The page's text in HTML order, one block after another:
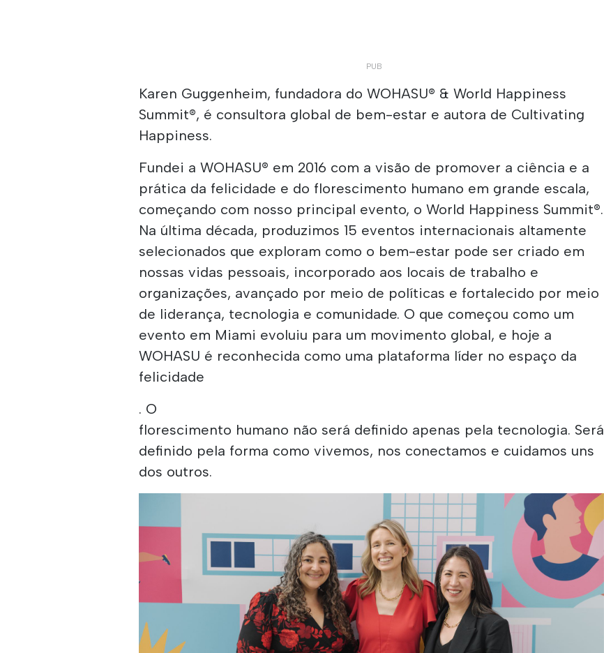
Karen Guggenheim, fundadora do WOHASU® & World Happiness
Summit®, é consultora global de bem-estar e autora de Cultivating
Happiness.
Fundei a WOHASU® em 2016 com a visão de promover a ciência e a
prática da felicidade e do florescimento humano em grande escala,
começando com nosso principal evento, o World Happiness Summit®.
Na última década, produzimos 15 eventos internacionais altamente
selecionados que exploram como o bem-estar pode ser criado em
nossas vidas pessoais, incorporado aos locais de trabalho e
organizações, avançado por meio de políticas e fortalecido por meio
de liderança, tecnologia e comunidade. O que começou como um
evento em Miami evoluiu para um movimento global, e hoje a
WOHASU é reconhecida como uma plataforma líder no espaço da
felicidade
. O
florescimento humano não será definido apenas pela tecnologia. Será
definido pela forma como vivemos, nos conectamos e cuidamos uns
dos outros.